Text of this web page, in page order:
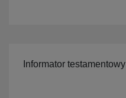
Informator testamentowy